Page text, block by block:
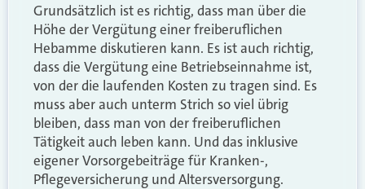
Grundsätzlich ist es richtig, dass man über die
Höhe der Vergütung einer freiberuflichen
Hebamme diskutieren kann. Es ist auch richtig,
dass die Vergütung eine Betriebseinnahme ist,
von der die laufenden Kosten zu tragen sind. Es
muss aber auch unterm Strich so viel übrig
bleiben, dass man von der freiberuflichen
Tätigkeit auch leben kann. Und das inklusive
eigener Vorsorgebeiträge für Kranken-,
Pflegeversicherung und Altersversorgung.